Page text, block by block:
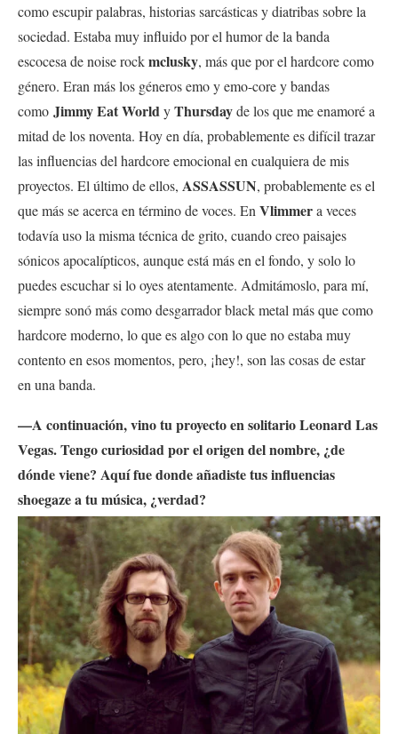
como escupir palabras, historias sarcásticas y diatribas sobre la
sociedad. Estaba muy influido por el humor de la banda
escocesa de noise rockmclusky, más que por el hardcore como
género. Eran más los géneros emo y emo-core y bandas
como Jimmy Eat WorldyThursdayde los que me enamoré a
mitad de los noventa. Hoy en día, probablemente es difícil trazar
las influencias del hardcore emocional en cualquiera de mis
proyectos. El último de ellos, ASSASSUN, probablemente es el
que más se acerca en término de voces. En Vlimmera veces
todavía uso la misma técnica de grito, cuando creo paisajes
sónicos apocalípticos, aunque está más en el fondo, y solo lo
puedes escuchar si lo oyes atentamente. Admitámoslo, para mí,
siempre sonó más como desgarrador black metal más que como
hardcore moderno, lo que es algo con lo que no estaba muy
contento en esos momentos, pero, ¡hey!, son las cosas de estar
en una banda.
—A continuación, vino tu proyecto en solitario Leonard Las
Vegas. Tengo curiosidad por el origen del nombre, ¿de
dónde viene? Aquí fue donde añadiste tus influencias
shoegaze a tu música, ¿verdad?